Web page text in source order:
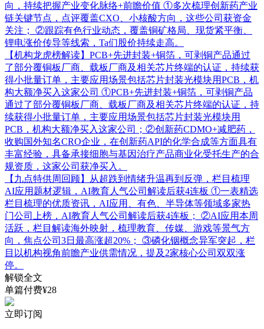
向，持续把握产业变化脉络+前瞻价值 ①多次梳理创新药产业
链关键节点，点评覆盖CXO、小核酸方向，这些公司获资金
关注； ②跟踪有色行业动态，覆盖铜矿格局、现货紧平衡、
锂电涨价传导等线索，Ta们股价持续走高。
【机构龙虎榜解读】PCB+先进封装+铜箔，可剥铜产品通过
了部分覆铜板厂商、载板厂商及相关芯片终端的认证，持续获
得小批量订单，主要应用场景包括芯片封装光模块用PCB，机
构大额净买入这家公司 ①PCB+先进封装+铜箔，可剥铜产品
通过了部分覆铜板厂商、载板厂商及相关芯片终端的认证，持
续获得小批量订单，主要应用场景包括芯片封装光模块用
PCB，机构大额净买入这家公司；②创新药CDMO+减肥药，
收购国外知名CRO企业，在创新药API的化学合成等方面具有
丰富经验，具备承接细胞与基因治疗产品商业化受托生产的合
规资质，这家公司获净买入。
【九点特供周回顾】从超跌到情绪升温再到反弹，栏目梳理
AI应用题材逻辑，AI教育人气公司解读后获4连板 ①一表精选
栏目梳理的优质资讯，AI应用、有色、半导体等领域多家热
门公司上榜，AI教育人气公司解读后获4连板； ②AI应用本周
活跃，栏目解读海外映射，梳理教育、传媒、游戏等景气方
向，焦点公司3日最高涨超20%； ③磷化铟概念异军突起，栏
目以机构视角前瞻产业供需情况，提及2家核心公司双双涨
停。
解锁全文
单篇付费¥28
立即订阅